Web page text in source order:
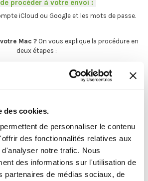
des cookies.
de personnaliser le contenu
des fonctionnalités relatives aux
notre trafic. Nous
des informations sur l'utilisation de
partenaires de médias sociaux, de
procéder à votre envoi :
iCloud ou Google et les mots de passe.
Mac ? On vous explique la procédure en
deux étapes :
produit
procéder à votre envoi :-